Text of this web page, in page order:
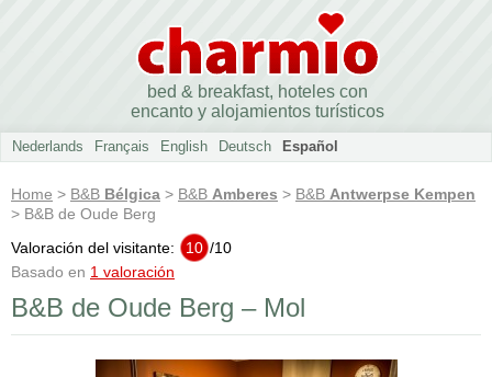
bed & breakfast, hoteles con
encanto y alojamientos turísticos
Nederlands Français English Deutsch Español
Home > B&B Bélgica > B&B Amberes > B&B Antwerpse Kempen
> B&B de Oude Berg
Valoración del visitante:
10 /10
Basado en 1 valoración
B&B de Oude Berg – Mol